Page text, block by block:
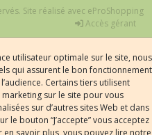
Site réalisé avec eProShopping
Accès gérant
utilisateur optimale sur le site, nous
qui assurent le bon fonctionnement
Certains tiers utilisent
sur le site pour vous
sur d’autres sites Web et dans
le bouton “J’accepte” vous acceptez
en savoir plus, vous pouvez lire notre